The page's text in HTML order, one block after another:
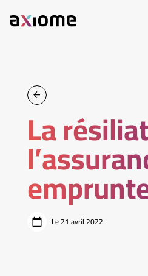
La
Le 21 avril 2022